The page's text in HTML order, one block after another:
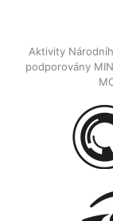
Aktivity
podporovány